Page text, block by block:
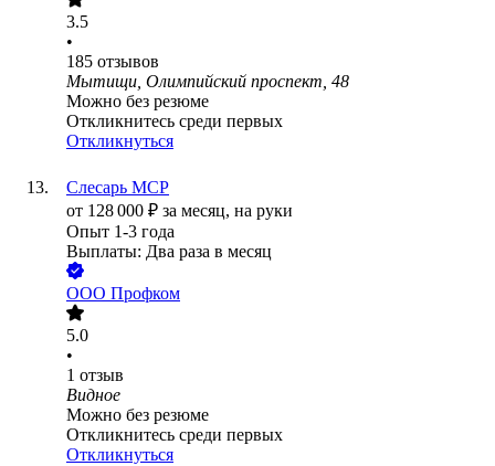
3.5
•
185 отзывов
Мытищи, Олимпийский проспект, 48
Можно без резюме
Откликнитесь среди первых
Откликнуться
Слесарь МСР
от 128 000 ₽ за месяц, на руки
Опыт 1-3 года
Выплаты: Два раза в месяц
ООО Профком
5.0
•
1 отзыв
Видное
Можно без резюме
Откликнитесь среди первых
Откликнуться